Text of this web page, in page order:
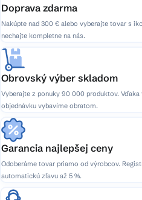
Doprava zdarma
Nakúpte nad 300 € alebo vyberajte tovar s
nechajte kompletne na nás.
Obrovský výber skladom
Vyberajte z ponuky 90 000 produktov.
objednávku vybavíme obratom.
Garancia najlepšej ceny
Odoberáme tovar priamo od výrobcov.
automatickú zľavu až 5 %.